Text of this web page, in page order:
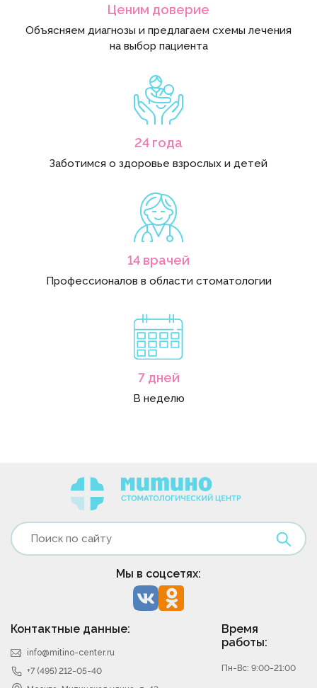
Ценим доверие
Объясняем диагнозы и предлагаем схемы лечения
на выбор пациента
24 года
Заботимся о здоровье взрослых и детей
14 врачей
Профессионалов в области стоматологии
7 дней
В неделю
Контактные данные:
info@mitino-center.ru
+7 (495) 212-05-40
Время
работы:
Пн-Вс: 9:00-21:00
Мы в соцсетях: